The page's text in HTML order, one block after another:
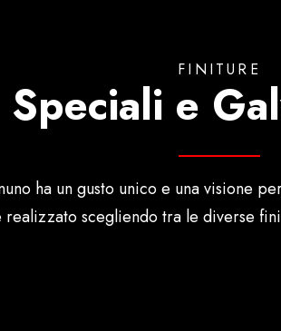
FINITURE
Speciali e
ha un gusto unico e una visione
scegliendo tra le diverse